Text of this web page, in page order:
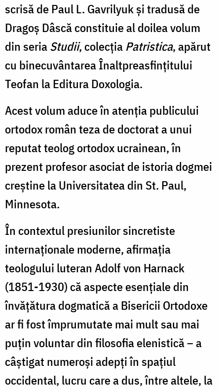
scrisă de Paul L. Gavrilyuk şi tradusă de
Dragoş Dâscă constituie al doilea volum
din seriaStudii, colecţia Patristica, apărut
cu binecuvântarea Înaltpreasfinţitului
Teofan la Editura Doxologia.
Acest volum aduce în atenţia publicului
ortodox român teza de doctorat a unui
reputat teolog ortodox ucrainean, în
prezent profesor asociat de istoria dogmei
creştine la Universitatea din St. Paul,
Minnesota.
În contextul presiunilor sincretiste
internaţionale moderne, afirmaţia
teologului luteran Adolf von Harnack
(1851-1930) că aspecte esenţiale din
învăţătura dogmatică a Bisericii Ortodoxe
ar fi fost împrumutate mai mult sau mai
puţin voluntar din filosofia elenistică – a
câştigat numeroşi adepţi în spaţiul
occidental, lucru care a dus, între altele, la